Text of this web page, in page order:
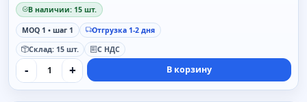
В наличии: 15 шт.
MOQ 1 • шаг 1
Отгрузка 1-2 дня
Склад: 15 шт.
С НДС
- + В корзину